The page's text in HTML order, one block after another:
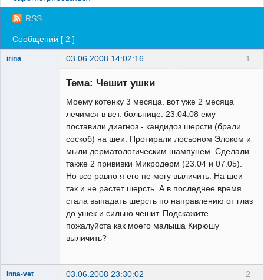
Вход
RSS
Сообщений [ 2 ]
1
irina 03.06.2008 14:02:16
Зарегистрированный
Тема: Чешит ушки
Моему котенку 3 месяца. вот уже 2 месяца
лечимся в вет. больнице. 23.04.08 ему
поставили диагноз - кандидоз шерсти (брали
соскоб) на шеи. Протирали лосьоном Элоком и
мыли дерматологическим шампунем. Сделали
также 2 прививки Микродерм (23.04 и 07.05).
Но все равно я его не могу выличить. На шеи
так и не растет шерсть. А в последнее время
стала выпадать шерсть по направлению от глаз
до ушек и сильно чешит. Подскажите
пожалуйста как моего малыша Кирюшу
выличить?
2
inna-vet 03.06.2008 23:30:02